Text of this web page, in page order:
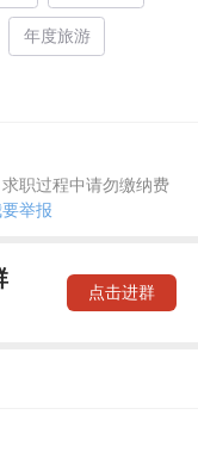
年度旅游
职过程中请勿缴纳费
举报
点击进群